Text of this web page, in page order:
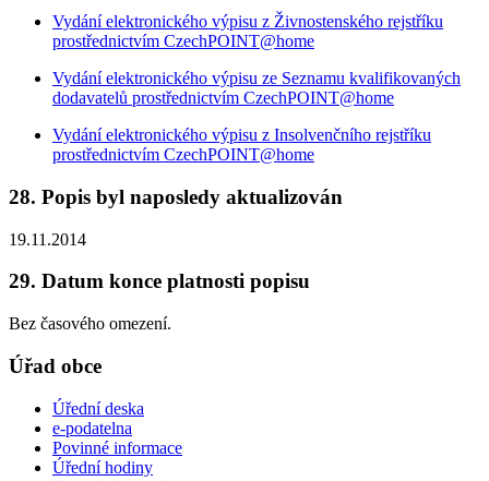
Vydání elektronického výpisu z Živnostenského rejstříku
prostřednictvím CzechPOINT@home
Vydání elektronického výpisu ze Seznamu kvalifikovaných
dodavatelů prostřednictvím CzechPOINT@home
Vydání elektronického výpisu z Insolvenčního rejstříku
prostřednictvím CzechPOINT@home
28. Popis byl naposledy aktualizován
19.11.2014
29. Datum konce platnosti popisu
Bez časového omezení.
Úřad obce
Úřední deska
e-podatelna
Povinné informace
Úřední hodiny